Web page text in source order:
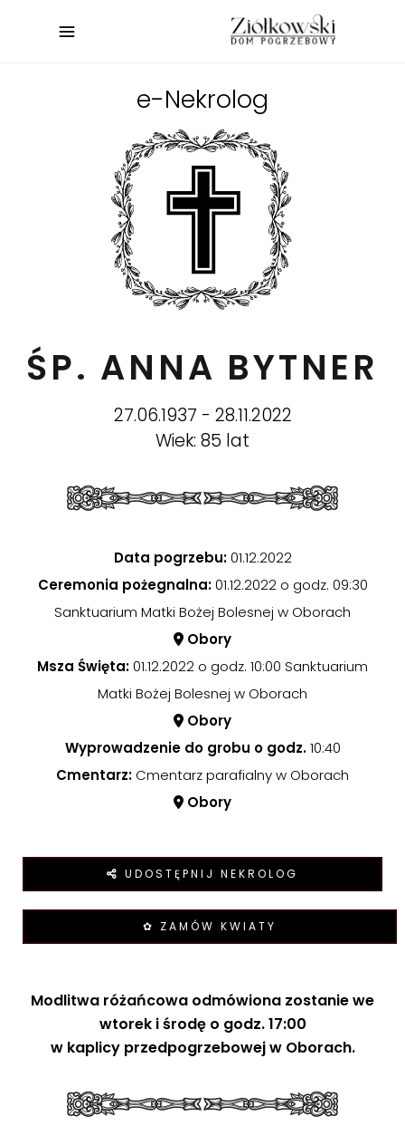
e-Nekrolog
ŚP. ANNA BYTNER
27.06.1937 - 28.11.2022
Wiek: 85 lat
Data pogrzebu:01.12.2022
Ceremonia pożegnalna:01.12.2022 o godz. 09:30
Sanktuarium Matki Bożej Bolesnej w Oborach
Obory
Msza Święta:01.12.2022 o godz. 10:00 Sanktuarium
Matki Bożej Bolesnej w Oborach
Obory
Wyprowadzenie do grobu o godz.10:40
Cmentarz: Cmentarz parafialny w Oborach
Obory
UDOSTĘPNIJ NEKROLOG
✿ ZAMÓW KWIATY
Modlitwa różańcowa odmówiona zostanie we
wtorek i środę o godz. 17:00
w kaplicy przedpogrzebowej w Oborach.